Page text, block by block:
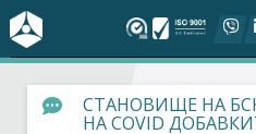
За БСК СТАНОВИЩЕ НА
НА COVID